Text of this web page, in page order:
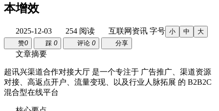
本增效
2025-12-03 254 阅读 互联网资讯 字号 小 中
大
赞0 踩 0 评论 0 分享
文章摘要
超讯兴渠道合作对接大厅 是一个专注于 广告推广、渠道资源
对接、高返点开户、流量变现、以及行业人脉拓展 的 B2B2C
混合型在线平台